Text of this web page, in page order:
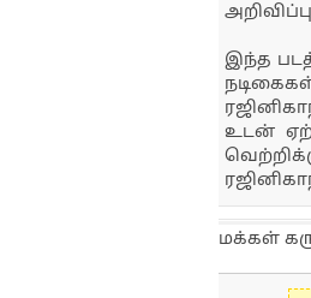
இந்த
உடன்
மக்கள்